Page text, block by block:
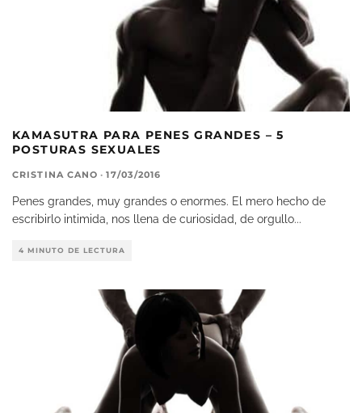
KAMASUTRA PARA PENES GRANDES – 5
POSTURAS SEXUALES
CRISTINA CANO · 17/03/2016
Penes grandes, muy grandes o enormes. El mero hecho de
escribirlo intimida, nos llena de curiosidad, de orgullo...
4 MINUTO DE LECTURA